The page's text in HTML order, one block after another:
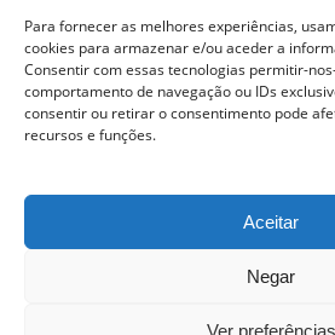
Para fornecer as melhores experiências,
cookies para armazenar e/ou aceder a
Consentir com essas tecnologias permitir-
comportamento de navegação ou IDs
consentir ou retirar o consentimento pode
recursos e funções.
Aceitar
Negar
Ver preferências
O Poder do Subconsciente: esse
30/06/2026
Ansiedade: cuidar de si antes que o
sua vida
© 2024 Em Forma. Todos os